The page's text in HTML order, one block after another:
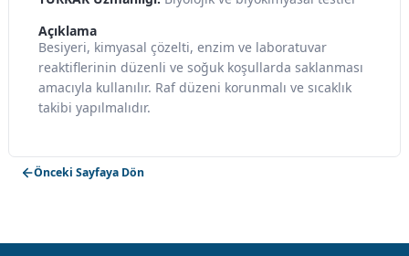
Açıklama
Besiyeri, kimyasal çözelti, enzim ve laboratuvar
reaktiflerinin düzenli ve soğuk koşullarda saklanması
amacıyla kullanılır. Raf düzeni korunmalı ve sıcaklık
takibi yapılmalıdır.
Önceki Sayfaya Dön